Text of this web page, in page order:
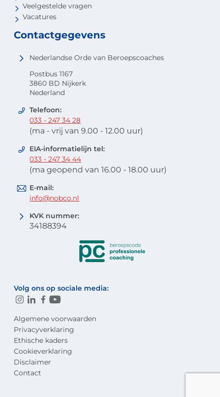
Veelgestelde vragen
Vacatures
Contactgegevens
Nederlandse Orde van Beroepscoaches
Postbus 1167
3860 BD Nijkerk
Nederland
Telefoon:
033 - 247 34 28
(ma - vrij van 9.00 - 12.00 uur)
EIA-informatielijn tel:
033 - 247 34 44
(ma geopend van 16.00 - 18.00 uur)
E-mail:
info@nobco.nl
KVK nummer:
34188394
Volg ons op sociale media:
Algemene voorwaarden
Privacyverklaring
Ethische kaders
Cookieverklaring
Disclaimer
Contact